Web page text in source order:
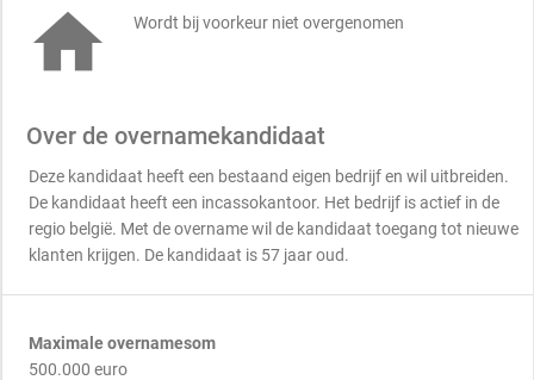
 Wordt bij voorkeur niet overgenomen
Over de overnamekandidaat
Deze kandidaat heeft een bestaand eigen bedrijf en wil uitbreiden.
De kandidaat heeft een incassokantoor. Het bedrijf is actief in de
regio belgië. Met de overname wil de kandidaat toegang tot nieuwe
klanten krijgen. De kandidaat is 57 jaar oud.
Maximale overnamesom
500.000 euro